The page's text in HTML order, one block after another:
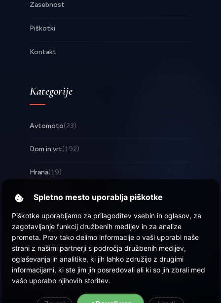
Zasebnost
Piškotki
Kontakt
Kategorije
Avtomoto(23)
Dom in vrt(192)
Hrana(19)
Posel(253)
Tehnologija(17)
Zabava(57)
Zdravje (22)
Spletno mesto uporablja piškotke
Piškotke uporabljamo za prilagoditev vsebin in oglasov, za
zagotavljanje funkcij družbenih medijev in za analize
prometa. Prav tako delimo informacije o vaši uporabi naše
strani z našimi partnerji s področja družbenih medijev,
oglaševanja in analitike, ki jih lahko združijo z drugimi
informacijami, ki ste jim jih posredovali ali ki so jih zbrali med
vašo uporabo njihovih storitev.